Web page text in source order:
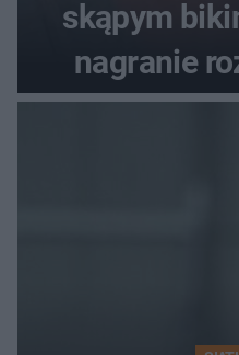
skąpym
nagranie